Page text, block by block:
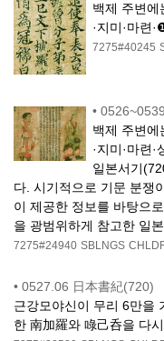
백제 주변에
·지미·마련
7275#40245
•
백제 주변에
·지미·마련
일본서기
다. 시기적으로 기문 분쟁
이 제공한 정보를 바탕으
을 광범위하게 참고한 일
7275#24940 SBLNGS
• 0527.06 日本書紀(720)
근강모야신이 무리 6만을
한 南加羅와 㖨己呑을 다